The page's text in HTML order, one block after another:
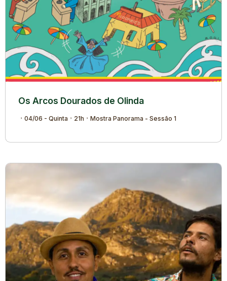
Os Arcos Dourados de Olinda
04/06 - Quinta 21h Mostra Panorama - Sessão 1